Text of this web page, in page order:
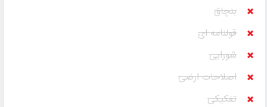
بنچاق
قولنامه ای
شورایی
اصلاحات ارضی
تفکیکی